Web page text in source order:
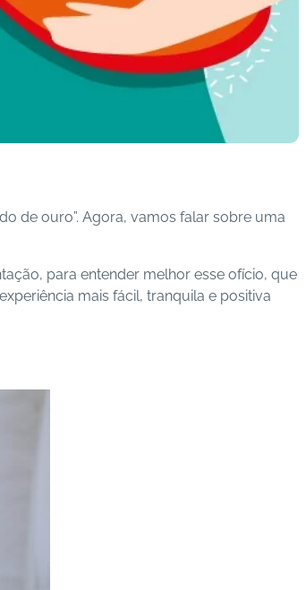
de ouro”. Agora, vamos falar sobre uma
para entender melhor esse ofício, que
mais fácil, tranquila e positiva